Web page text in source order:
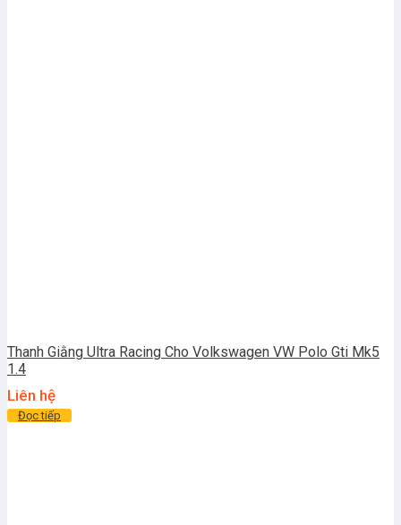
Thanh Giằng Ultra Racing Cho Volkswagen VW Polo Gti Mk5
1.4
Liên hệ
Đọc tiếp